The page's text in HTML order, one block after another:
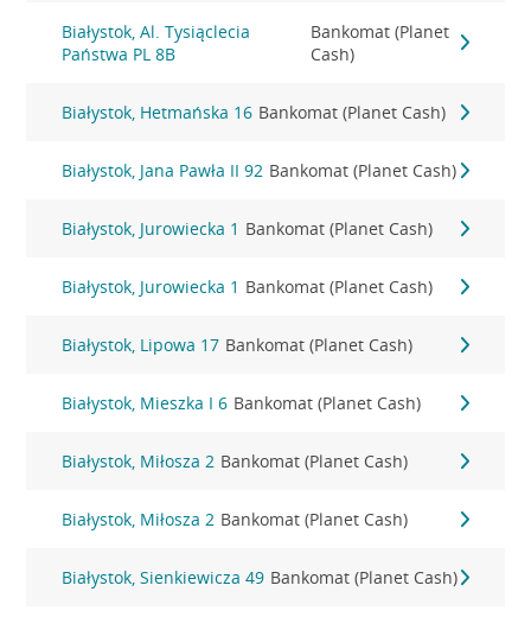
Białystok, Al. Tysiąclecia
Państwa PL 8B
Bankomat (Planet
Cash)
Białystok, Hetmańska 16 Bankomat (Planet Cash)
Białystok, Jana Pawła II 92 Bankomat (Planet Cash)
Białystok, Jurowiecka 1 Bankomat (Planet Cash)
Białystok, Jurowiecka 1 Bankomat (Planet Cash)
Białystok, Lipowa 17 Bankomat (Planet Cash)
Białystok, Mieszka I 6 Bankomat (Planet Cash)
Białystok, Miłosza 2 Bankomat (Planet Cash)
Białystok, Miłosza 2 Bankomat (Planet Cash)
Białystok, Sienkiewicza 49 Bankomat (Planet Cash)